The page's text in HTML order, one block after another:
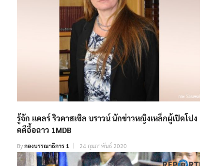
รู้จัก แคลร์ ริวคาสเซิล บราวน์ นักข่าวหญิงเหล็กผู้เปิดโปง
คดีอื้อฉาว 1MDB
Byกองบรรณาธิการ 1 24 กุมภาพันธ์ 2020